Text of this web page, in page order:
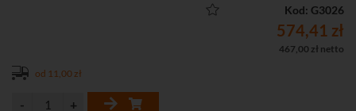
• Wbudowany odbiornik sygnału pilota na podczerwień OPT-1
• Zdalna konfiguracja czułości torów detekcji i czujnika zmierzchu
przy pomocy pilota OPT-1 bez konieczności otwierania obudowy
• Bryzgoszczelna obudowa poliwęglanowa z klasą szczelności IP54
• Ochrona sabotażowa przed otwarciem i oderwaniem
• Cyfrowa kompensacja temperatury zapewniająca poprawną
Kod: G3026
574,41 zł
467,00 zł netto
od 11,00 zł